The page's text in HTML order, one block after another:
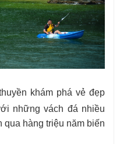
khám phá vẻ đẹp
những vách đá nhiều
qua hàng triệu năm biến